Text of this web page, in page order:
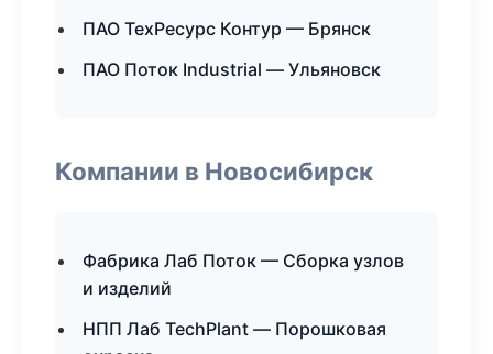
ПАО ТехРесурс Контур — Брянск
ПАО Поток Industrial — Ульяновск
Компании в Новосибирск
Фабрика Лаб Поток — Сборка узлов
и изделий
НПП Лаб TechPlant — Порошковая